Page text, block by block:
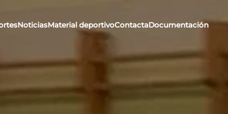
NoticiasMaterial deportivoContactaDocumentación